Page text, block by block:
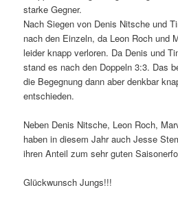
starke Gegner.
Nach Siegen von Denis Nitsche und
nach den Einzeln, da Leon Roch und
leider knapp verloren. Da Denis und
stand es nach den Doppeln 3:3. Das
die Begegnung dann aber denkbar
entschieden.
Neben Denis Nitsche, Leon Roch,
haben in diesem Jahr auch Jesse
ihren Anteil zum sehr guten
Glückwunsch Jungs!!!